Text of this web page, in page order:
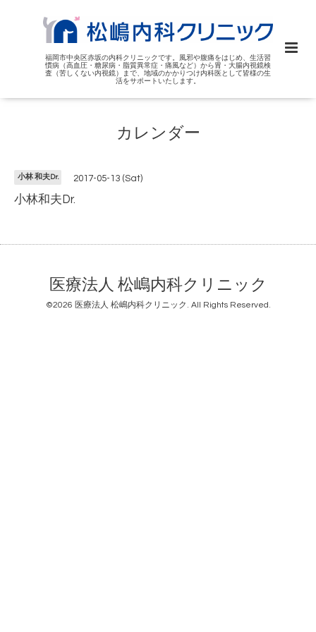
福岡市中央区赤坂の内科クリニックです。風邪や腹痛をはじめ、生活習
慣病（高血圧・糖尿病・脂質異常症・痛風など）から胃・大腸内視鏡検
査（苦しくない内視鏡）まで、地域のかかりつけ内科医として皆様の生
活をサポートいたします。
カレンダー
小林 和夫Dr. 2017-05-13 (Sat)
小林和夫Dr.
医療法人 松嶋内科クリニック
©2026 医療法人 松嶋内科クリニック . All Rights Reserved.